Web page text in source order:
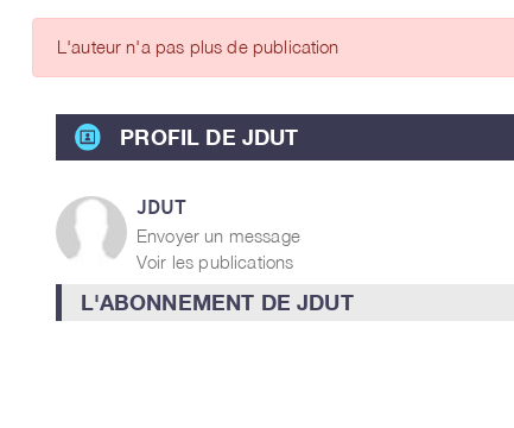
ARTICLES DES MEMBRES
PROFIL DE JDUT
JDUT
Envoyer un message
Voir les publications
L'ABONNEMENT DE JDUT
L'auteur n'a pas plus de publication